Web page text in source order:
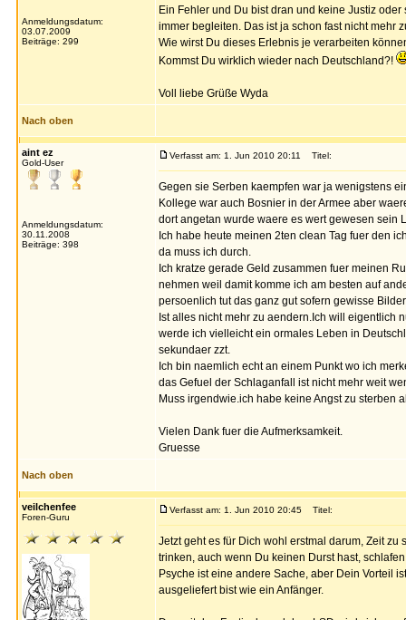
Anmeldungsdatum:
03.07.2009
Beiträge: 299
Ein Fehler und Du bist dran und keine Justiz
immer begleiten. Das ist ja schon fast nicht mehr
Wie wirst Du dieses Erlebnis je verarbeiten
Kommst Du wirklich wieder nach Deutschland?!
Voll liebe Grüße Wyda
Nach oben
aint ez
Gold-User
Anmeldungsdatum:
30.11.2008
Beiträge: 398
Verfasst am: 1. Jun 2010 20:11 Titel:
Gegen sie Serben kaempfen war ja wenigstens
Kollege war auch Bosnier in der Armee aber
dort angetan wurde waere es wert gewesen sein
Ich habe heute meinen 2ten clean Tag fuer den
da muss ich durch.
Ich kratze gerade Geld zusammen fuer meinen
nehmen weil damit komme ich am besten auf
persoenlich tut das ganz gut sofern gewisse
Ist alles nicht mehr zu aendern.Ich will eigentlich
werde ich vielleicht ein ormales Leben in
sekundaer zzt.
Ich bin naemlich echt an einem Punkt wo ich
das Gefuel der Schlaganfall ist nicht mehr weit
Muss irgendwie.ich habe keine Angst zu sterben
Vielen Dank fuer die Aufmerksamkeit.
Gruesse
Nach oben
veilchenfee
Foren-Guru
Verfasst am: 1. Jun 2010 20:45 Titel:
Jetzt geht es für Dich wohl erstmal darum, Zeit
trinken, auch wenn Du keinen Durst hast,
Psyche ist eine andere Sache, aber Dein Vorteil
ausgeliefert bist wie ein Anfänger.